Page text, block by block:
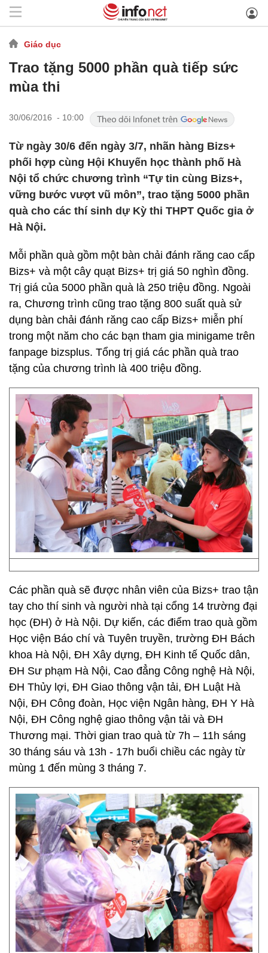
Giáo dục
Trao tặng 5000 phần quà tiếp sức
mùa thi
30/06/2016 - 10:00
Từ ngày 30/6 đến ngày 3/7, nhãn hàng Bizs+
phối hợp cùng Hội Khuyến học thành phố Hà
Nội tổ chức chương trình “Tự tin cùng Bizs+,
vững bước vượt vũ môn”, trao tặng 5000 phần
quà cho các thí sinh dự Kỳ thi THPT Quốc gia ở
Hà Nội.
Mỗi phần quà gồm một bàn chải đánh răng cao cấp
Bizs+ và một cây quạt Bizs+ trị giá 50 nghìn đồng.
Trị giá của 5000 phần quà là 250 triệu đồng. Ngoài
ra, Chương trình cũng trao tặng 800 suất quà sử
dụng bàn chải đánh răng cao cấp Bizs+ miễn phí
trong một năm cho các bạn tham gia minigame trên
fanpage bizsplus. Tổng trị giá các phần quà trao
tặng của chương trình là 400 triệu đồng.
Các phần quà sẽ được nhân viên của Bizs+ trao tận
tay cho thí sinh và người nhà tại cổng 14 trường đại
học (ĐH) ở Hà Nội. Dự kiến, các điểm trao quà gồm
Học viện Báo chí và Tuyên truyền, trường ĐH Bách
khoa Hà Nội, ĐH Xây dựng, ĐH Kinh tế Quốc dân,
ĐH Sư phạm Hà Nội, Cao đẳng Công nghệ Hà Nội,
ĐH Thủy lợi, ĐH Giao thông vận tải, ĐH Luật Hà
Nội, ĐH Công đoàn, Học viện Ngân hàng, ĐH Y Hà
Nội, ĐH Công nghệ giao thông vận tải và ĐH
Thương mại. Thời gian trao quà từ 7h – 11h sáng
30 tháng sáu và 13h - 17h buổi chiều các ngày từ
mùng 1 đến mùng 3 tháng 7.